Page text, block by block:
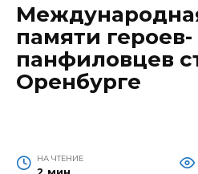
памяти героев-
панфиловцев
Оренбурге
НА ЧТЕНИЕ